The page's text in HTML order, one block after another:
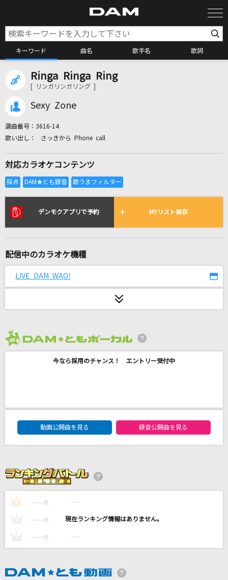
キーワード 曲名 歌手名 歌詞
カラオケ検索
全国りれき
リアルタイムで歌われている曲の一覧
ラムのラブソング
愛くださいませ
LAST STARDUST
Acid Black Cherry
机さする
トレセン音頭
ド(CV.立花日菜)・キタサンブラック(CV.矢野妃菜喜)・ヤエノムテキ(CV.
日原あゆみ)・サクラローレル(CV.真野美月)…
Ringa Ringa Ring
[ リンガリンガリング ]
Sexy Zone
選曲番号： 3616-14
さっきから Phone call
対応カラオケコンテンツ
デンモクアプリで予約 MYリスト保存
配信中のカラオケ機種
LIVE DAM WAO!
今なら採用のチャンス！ エントリー受付中
DAM★ともボーカルエントリーランキング
動画公開曲を見る
録音公開曲を見る
1 ---- 点 ----
---- 点 ----
3 ---- 点 ----